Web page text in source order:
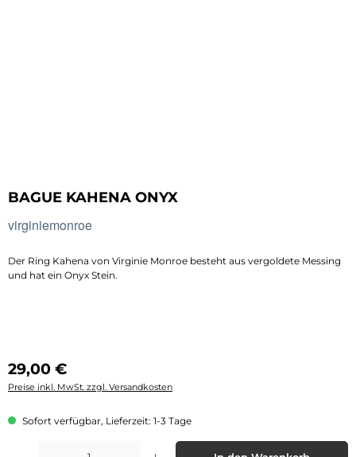
BAGUE KAHENA ONYX
virginiemonroe
Der Ring Kahena von Virginie Monroe besteht aus vergoldete Messing
und hat ein Onyx Stein.
Regulärer Preis:
29,00 €
Preise inkl. MwSt. zzgl. Versandkosten
Sofort verfügbar, Lieferzeit: 1-3 Tage
Produkt Anzahl: Gib den gewünschten Wert ein oder benutze die